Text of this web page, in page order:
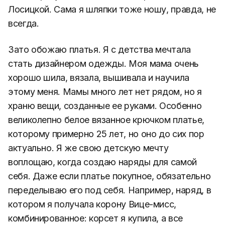
Лосицкой. Сама я шляпки тоже ношу, правда, не
всегда.
Зато обожаю платья. Я с детства мечтала
стать дизайнером одежды. Моя мама очень
хорошо шила, вязала, вышивала и научила
этому меня. Мамы много лет нет рядом, но я
храню вещи, созданные ее руками. Особенно
великолепно белое вязанное крючком платье,
которому примерно 25 лет, но оно до сих пор
актуально. Я же свою детскую мечту
воплощаю, когда создаю наряды для самой
себя. Даже если платье покупное, обязательно
переделываю его под себя. Например, наряд, в
котором я получала корону Вице-мисс,
комбинированное: корсет я купила, а все